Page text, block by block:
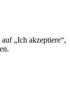
„Ich akzeptiere“,